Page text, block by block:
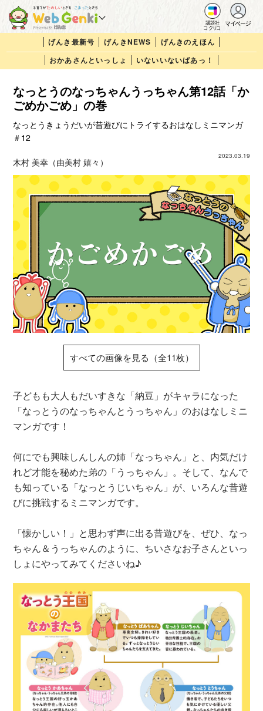
講談社
コクリコ
マイページ
げんき最新号 げんきNEWS
げんきのえほん
おかあさんといっしょ
いないいないばあっ！
なっとうのなっちゃんうっちゃん第12話「か
ごめかごめ」の巻
なっとうきょうだいが昔遊びにトライするおはなしミニマンガ
＃12
2023.03.19
木村 美幸（由美村 嬉々）
すべての画像を見る（全11枚）
子どもも大人もだいすきな「納豆」がキャラになった
「なっとうのなっちゃんとうっちゃん」のおはなしミニ
マンガです！
何にでも興味しんしんの姉「なっちゃん」と、内気だけ
れど才能を秘めた弟の「うっちゃん」。そして、なんで
も知っている「なっとうじいちゃん」が、いろんな昔遊
びに挑戦するミニマンガです。
「懐かしい！」と思わず声に出る昔遊びを、ぜひ、なっ
ちゃん＆うっちゃんのように、ちいさなお子さんといっ
しょにやってみてくださいね♪